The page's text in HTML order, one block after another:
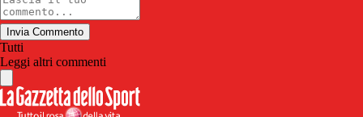
Invia Commento
Tutti
Leggi altri commenti